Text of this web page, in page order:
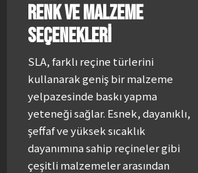
RENK VE MALZEME
SEÇENEKLERİ
SLA, farklı reçine türlerini
kullanarak geniş bir malzeme
yelpazesinde baskı yapma
yeteneği sağlar. Esnek, dayanıklı,
şeffaf ve yüksek sıcaklık
dayanımına sahip reçineler gibi
çeşitli malzemeler arasından